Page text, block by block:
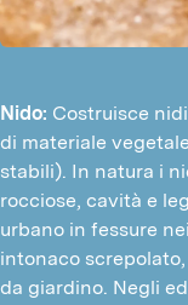
Nido: Costruisce
di materiale
stabili). In natura i
rocciose, cavità e
urbano in fessure
intonaco
da giardino. Negli